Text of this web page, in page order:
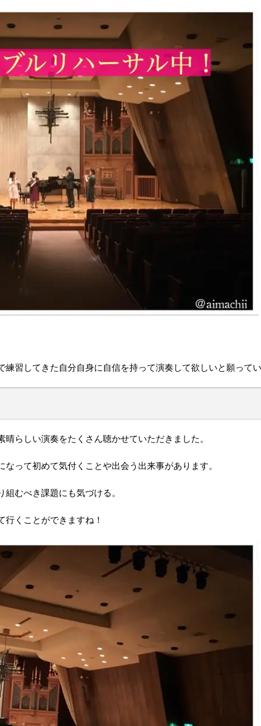
練習してきた自分自身に自信を持って演奏して欲しいと願って
らしい演奏をたくさん聴かせていただきました。
って初めて気付くことや出会う出来事があります。
むべき課題にも気づける。
行くことができますね！